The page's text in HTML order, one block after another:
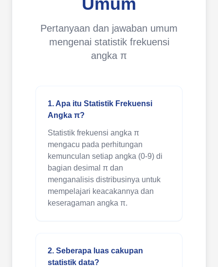
Pertanyaan dan jawaban umum
mengenai statistik frekuensi
angka π
1. Apa itu Statistik Frekuensi
Angka π?
Statistik frekuensi angka π
mengacu pada perhitungan
kemunculan setiap angka (0-9) di
bagian desimal π dan
menganalisis distribusinya untuk
mempelajari keacakannya dan
keseragaman angka π.
2. Seberapa luas cakupan
statistik data?